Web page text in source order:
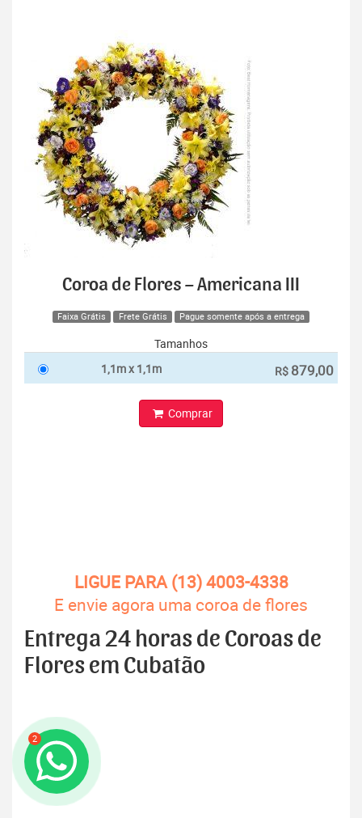
2
Coroa de Flores – Americana III
Faixa Grátis Frete Grátis Pague somente após a entrega
Tamanhos
1,1m x 1,1m
R$ 879,00
Comprar
LIGUE PARA (13) 4003-4338
E envie agora uma coroa de flores
Entrega 24 horas de Coroas de
Flores em Cubatão